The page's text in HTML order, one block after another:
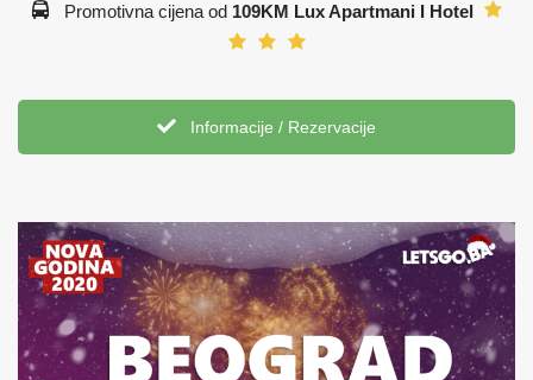
Promotivna cijena od 109KM Lux Apartmani I Hotel
Informacije / Rezervacije